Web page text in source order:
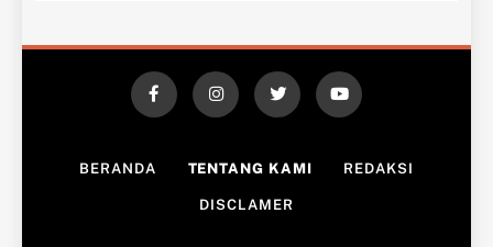
BERANDA TENTANG KAMI REDAKSI
DISCLAMER